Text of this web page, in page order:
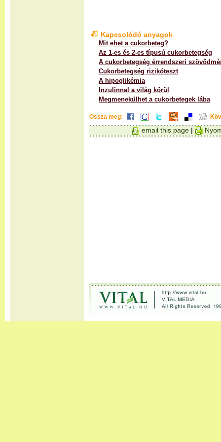
Kapcsolódó anyagok
Mit ehet a cukorbeteg?
Az 1-es és 2-es típusú cukorbetegség
A cukorbetegség érrendszeri
Cukorbetegség rizikóteszt
A hipoglikémia
Inzulinnal a világ körül
Megmenekülhet a cukorbetegek lába
Ossza meg:
email this page |